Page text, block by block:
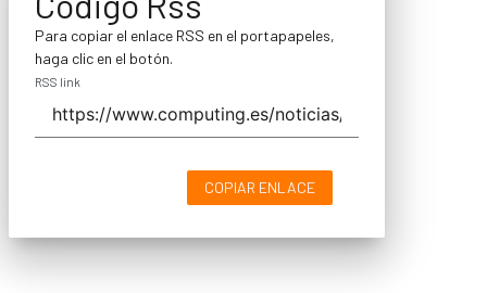
Para copiar el enlace RSS en el portapapeles,
haga clic en el botón.
RSS link
COPIAR ENLACE